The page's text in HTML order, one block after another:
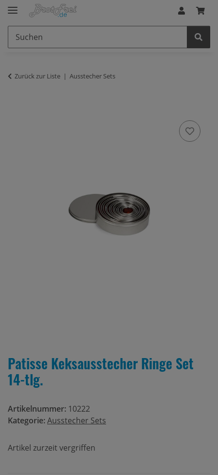
Zurück zur Liste Ausstecher Sets
Patisse Keksausstecher Ringe Set
14-tlg.
Artikelnummer: 10222
Kategorie:Ausstecher Sets
Artikel zurzeit vergriffen